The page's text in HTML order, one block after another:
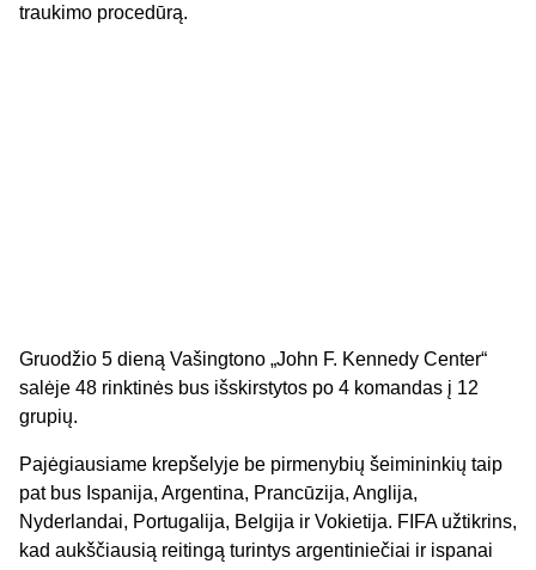
traukimo procedūrą.
Gruodžio 5 dieną Vašingtono „John F. Kennedy Center“
salėje 48 rinktinės bus išskirstytos po 4 komandas į 12
grupių.
Pajėgiausiame krepšelyje be pirmenybių šeimininkių taip
pat bus Ispanija, Argentina, Prancūzija, Anglija,
Nyderlandai, Portugalija, Belgija ir Vokietija. FIFA užtikrins,
kad aukščiausią reitingą turintys argentiniečiai ir ispanai